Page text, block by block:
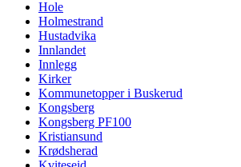
Hole
Holmestrand
Hustadvika
Innlandet
Innlegg
Kirker
Kommunetopper i Buskerud
Kongsberg
Kongsberg PF100
Kristiansund
Krødsherad